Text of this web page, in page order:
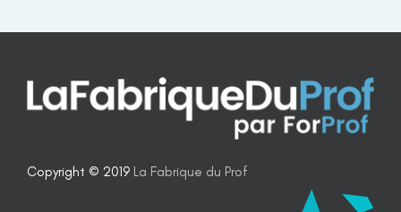
Copyright © 2019 La Fabrique du Prof